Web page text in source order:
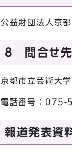
公益財団法人京
8 問合せ先
京都市立芸術大
電話番号：
報道発表資